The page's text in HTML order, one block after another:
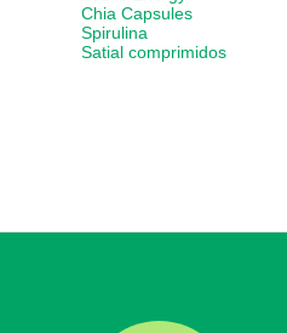
Chia Capsules
Spirulina
Satial comprimidos